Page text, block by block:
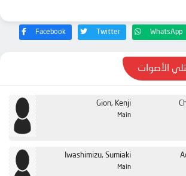
Facebook Twitter WhatsApp
الأصوات
Gion, Kenji
Main
Iwashimizu, Sumiaki
Main